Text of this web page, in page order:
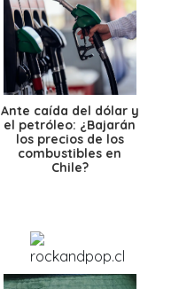
Ante caída del dólar y
el petróleo: ¿Bajarán
los precios de los
combustibles en
Chile?